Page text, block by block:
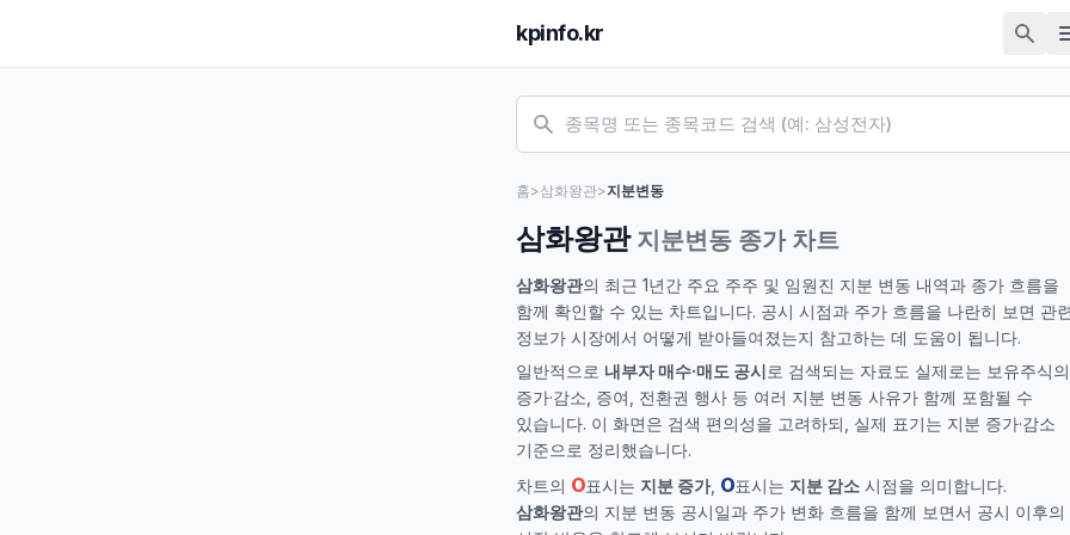
kpinfo.kr
홈>삼화왕관>지분변동
삼화왕관 지분변동 종가 차트
삼화왕관의 최근 1년간 주요 주주 및 임원진 지분 변동 내역과 종가 흐름을
함께 확인할 수 있는 차트입니다. 공시 시점과 주가 흐름을 나란히 보면 관
정보가 시장에서 어떻게 받아들여졌는지 참고하는 데 도움이 됩니다.
일반적으로 내부자 매수·매도 공시로 검색되는 자료도 실제로는 보유주식의
증가·감소, 증여, 전환권 행사 등 여러 지분 변동 사유가 함께 포함될 수
있습니다. 이 화면은 검색 편의성을 고려하되, 실제 표기는 지분 증가·감소
기준으로 정리했습니다.
차트의 O표시는 지분 증가, O표시는 지분 감소 시점을 의미합니다.
삼화왕관의 지분 변동 공시일과 주가 변화 흐름을 함께 보면서 공시 이후의